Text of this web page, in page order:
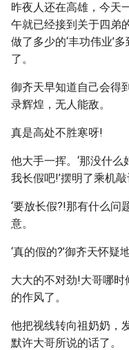
昨夜人还在高雄，今天
午就已经接到关于四弟
做了多少的‘丰功伟业’
了。
御齐天早知道自己会得
录辉煌，无人能敌。
真是高处不胜寒呀!
他大手一挥。‘那没什
我长假吧!’摆明了乘机敲
‘要放长假?!那有什么问
意。
‘真的假的?’御齐天怀疑
大大的不对劲!大哥哪
的作风了。
他把视线转向祖奶奶，
默许大哥所说的话了。